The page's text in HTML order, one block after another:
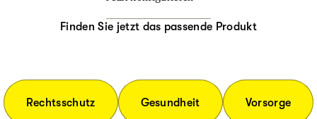
Finden Sie jetzt das passende Produkt
Rechtsschutz Gesundheit Vorsorge